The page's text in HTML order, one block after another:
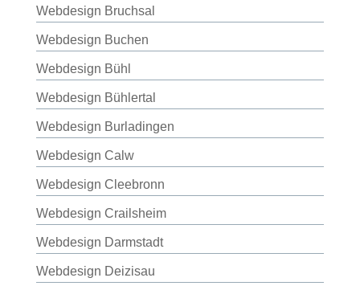
Webdesign Bruchsal
Webdesign Buchen
Webdesign Bühl
Webdesign Bühlertal
Webdesign Burladingen
Webdesign Calw
Webdesign Cleebronn
Webdesign Crailsheim
Webdesign Darmstadt
Webdesign Deizisau